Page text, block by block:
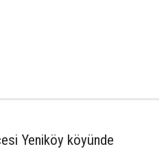
Yeniköy köyünde